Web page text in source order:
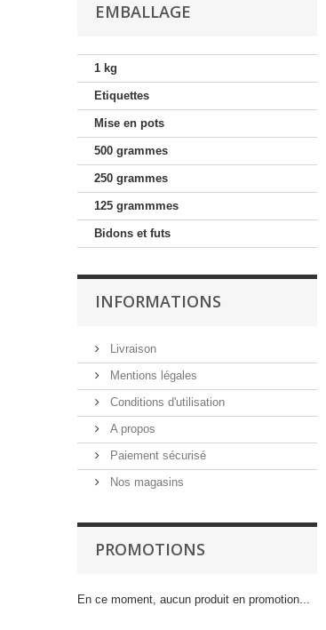
EMBALLAGE
1 kg
Etiquettes
Mise en pots
500 grammes
250 grammes
125 grammmes
Bidons et futs
INFORMATIONS
Livraison
Mentions légales
Conditions d'utilisation
A propos
Paiement sécurisé
Nos magasins
PROMOTIONS
En ce moment, aucun produit en promotion...